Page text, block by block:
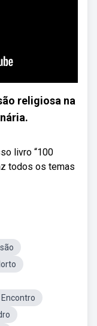
religiosa na
livro “100
todos os temas